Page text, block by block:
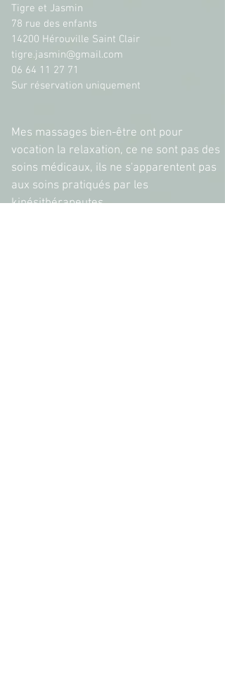
Tigre et Jasmin
78 rue des enfants
14200 Hérouville Saint Clair
tigre.jasmin@gmail.com
06 64 11 27 71
Sur réservation uniquement
Mes massages bien-être ont pour
vocation la relaxation, ce ne sont pas des
soins médicaux, ils ne s'apparentent pas
aux soins pratiqués par les
kinésithérapeutes.